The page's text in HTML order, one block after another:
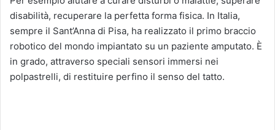
disabilità, recuperare la perfetta forma fisica. In Italia,
sempre il Sant’Anna di Pisa, ha realizzato il primo braccio
robotico del mondo impiantato su un paziente amputato. È
in grado, attraverso speciali sensori immersi nei
polpastrelli, di restituire perfino il senso del tatto.